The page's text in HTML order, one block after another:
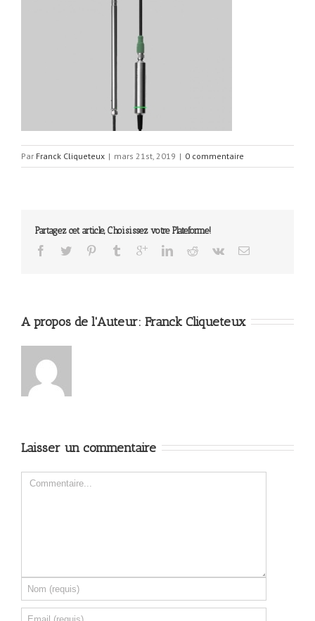
Par Franck Cliqueteux | mars 21st, 2019 | 0 commentaire
Partagez cet article, Choisissez votre Plateforme!
A propos de l'Auteur: Franck Cliqueteux
Laisser un commentaire